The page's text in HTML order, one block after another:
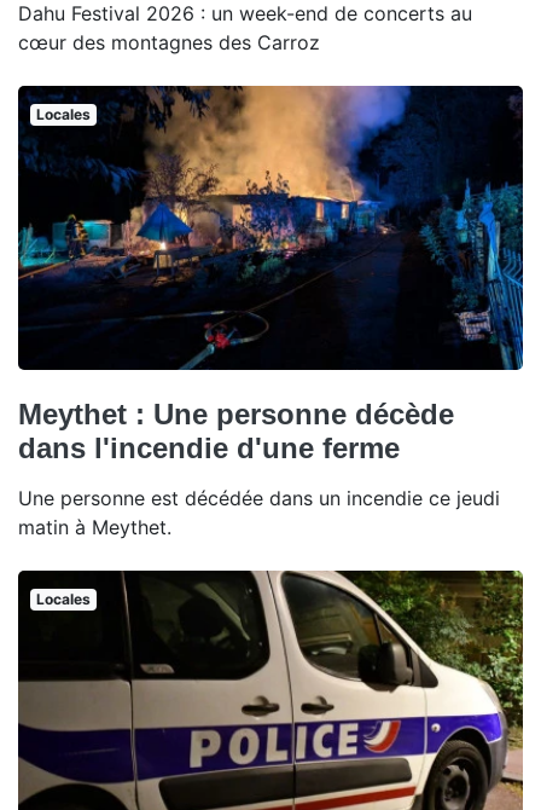
Dahu Festival 2026 : un week-end de concerts au
cœur des montagnes des Carroz
Locales
Meythet : Une personne décède
dans l'incendie d'une ferme
Une personne est décédée dans un incendie ce jeudi
matin à Meythet.
Locales